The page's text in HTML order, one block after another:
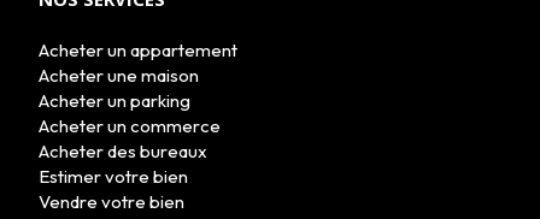
Acheter un appartement
Acheter une maison
Acheter un parking
Acheter un commerce
Acheter des bureaux
Estimer votre bien
Vendre votre bien